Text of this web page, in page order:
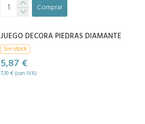
Comprar
JUEGO DECORA PIEDRAS DIAMANTE
Sin stock
5,87 €
7,10 € (con IVA)